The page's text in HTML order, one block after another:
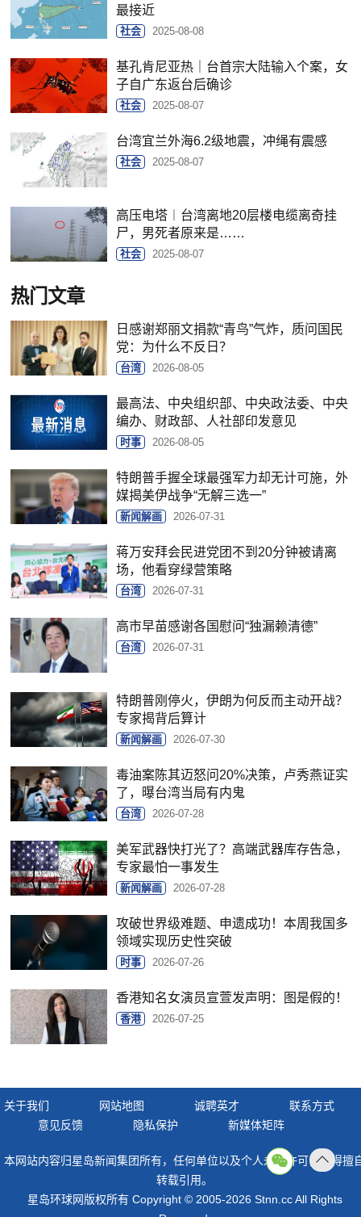
最接近
社会 2025-08-08
基孔肯尼亚热｜台首宗大陆输入个案，女
子自广东返台后确诊
社会 2025-08-07
台湾宜兰外海6.2级地震，冲绳有震感
社会 2025-08-07
高压电塔︱台湾离地20层楼电缆离奇挂
尸，男死者原来是……
社会 2025-08-07
热门文章
日感谢郑丽文捐款“青鸟”气炸，质问国民
党：为什么不反日？
台湾 2026-08-05
最高法、中央组织部、中央政法委、中央
编办、财政部、人社部印发意见
时事 2026-08-05
特朗普手握全球最强军力却无计可施，外
媒揭美伊战争“无解三选一”
新闻解画 2026-07-31
蒋万安拜会民进党团不到20分钟被请离
场，他看穿绿营策略
台湾 2026-07-31
高市早苗感谢各国慰问“独漏赖清德”
台湾 2026-07-31
特朗普刚停火，伊朗为何反而主动开战？
专家揭背后算计
新闻解画 2026-07-30
毒油案陈其迈怒问20%决策，卢秀燕证实
了，曝台湾当局有内鬼
台湾 2026-07-28
美军武器快打光了？高端武器库存告急，
专家最怕一事发生
新闻解画 2026-07-28
攻破世界级难题、申遗成功！本周我国多
领域实现历史性突破
时事 2026-07-26
香港知名女演员宣萱发声明：图是假的！
香港 2026-07-25
关于我们 网站地图 诚聘英才
联系方式
意见反馈
隐私保护 新媒体矩阵
本网站内容归星岛新闻集团所有，任何单位以及个人未经许可，不得擅
转载引用。
星岛环球网版权所有 Copyright © 2005-2026 Stnn.cc All Rights
顶部